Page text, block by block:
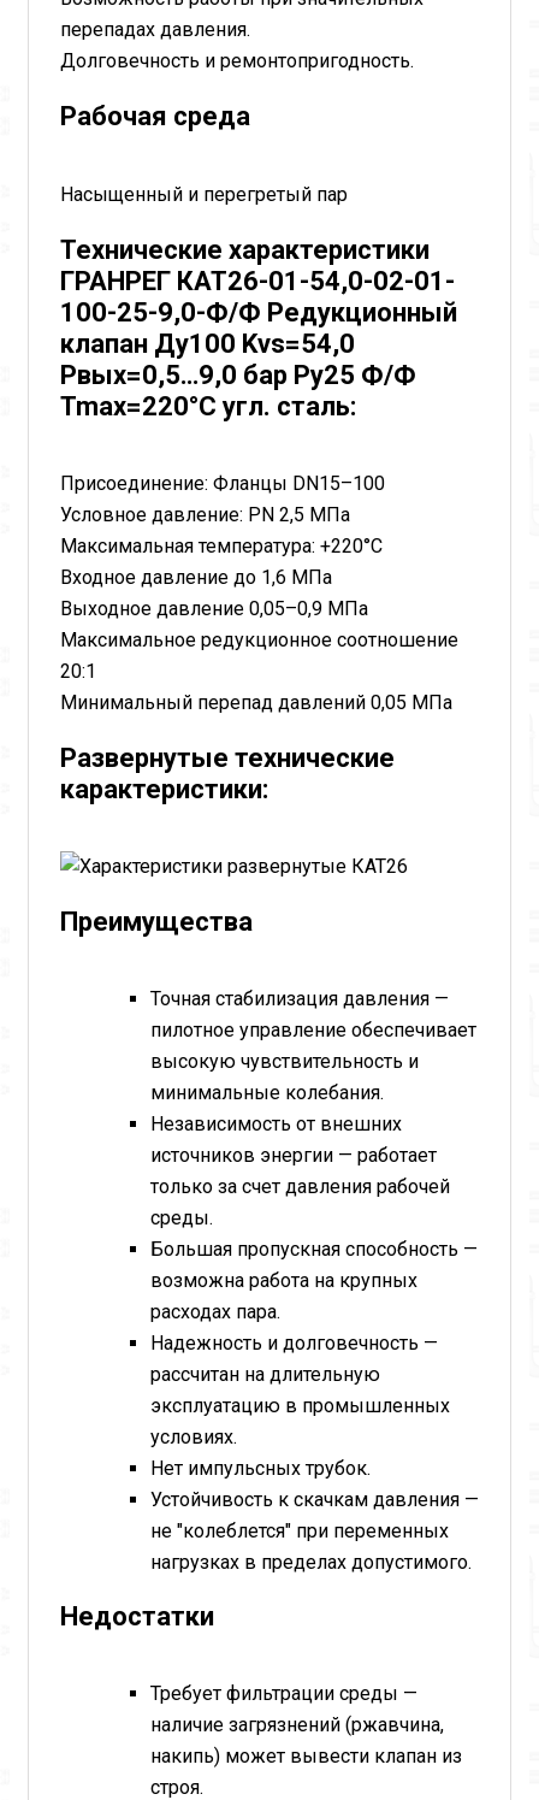
перепадах давления.
Долговечность и ремонтопригодность.
Рабочая среда
Насыщенный и перегретый пар
Технические характеристики
ГРАНРЕГ КАТ26-01-54,0-02-01-
100-25-9,0-Ф/Ф Редукционный
клапан Ду100 Kvs=54,0
Pвых=0,5…9,0 бар Py25 Ф/Ф
Tmax=220°C угл. сталь:
Присоединение: Фланцы DN15–100
Условное давление: PN 2,5 МПа
Максимальная температура: +220°C
Входное давление до 1,6 МПа
Выходное давление 0,05–0,9 МПа
Максимальное редукционное соотношение
20:1
Минимальный перепад давлений 0,05 МПа
Развернутые технические
карактеристики:
Преимущества
Точная стабилизация давления —
пилотное управление обеспечивает
высокую чувствительность и
минимальные колебания.
Независимость от внешних
источников энергии — работает
только за счет давления рабочей
среды.
Большая пропускная способность —
возможна работа на крупных
расходах пара.
Надежность и долговечность —
рассчитан на длительную
эксплуатацию в промышленных
условиях.
Нет импульсных трубок.
Устойчивость к скачкам давления —
не "колеблется" при переменных
нагрузках в пределах допустимого.
Недостатки
Требует фильтрации среды —
наличие загрязнений (ржавчина,
накипь) может вывести клапан из
строя.